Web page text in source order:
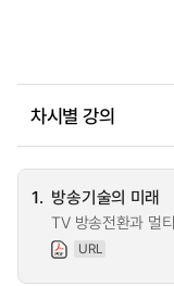
위성방송, 3DTV의 원리
차시별 강의
1. 방송기술의 미래
TV 방송전환과 멀
URL